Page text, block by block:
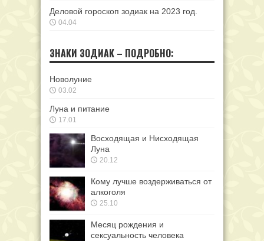
Деловой гороскоп зодиак на 2023 год.
04.04
ЗНАКИ ЗОДИАК – ПОДРОБНО:
Новолуние
03.02
Луна и питание
17.01
Восходящая и Нисходящая
Луна
20.12
Кому лучше воздерживаться от
алкоголя
25.10
Месяц рождения и
сексуальность человека